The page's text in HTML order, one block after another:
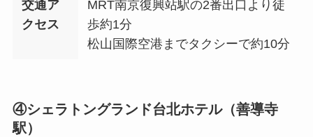
交通ア
クセス
MRT南京復興站駅の2番出口より徒
歩約1分
松山国際空港までタクシーで約10分
④シェラトングランド台北ホテル（善導寺
駅）